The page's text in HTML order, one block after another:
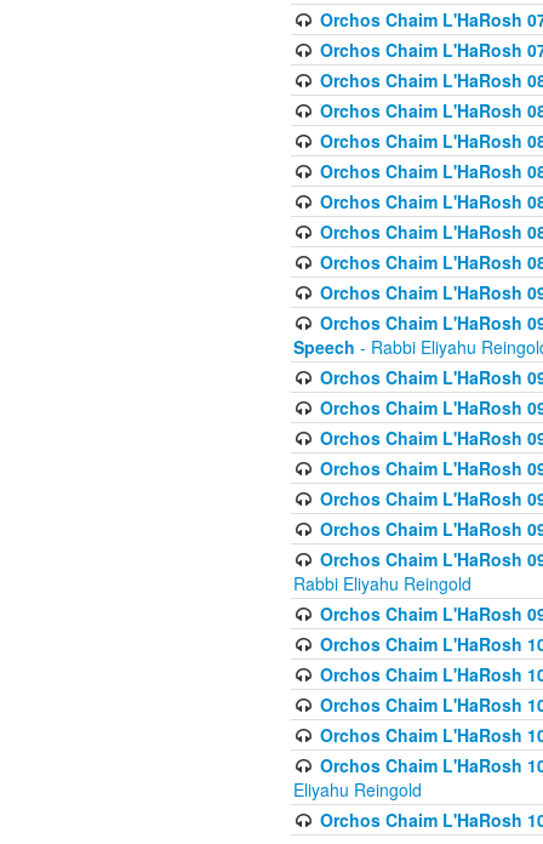
Orchos Chaim L'HaRosh
Orchos Chaim L'HaRosh
Orchos Chaim L'HaRosh
Orchos Chaim L'HaRosh
Orchos Chaim L'HaRosh
Orchos Chaim L'HaRosh
Orchos Chaim L'HaRosh
Orchos Chaim L'HaRosh
Orchos Chaim L'HaRosh
Orchos Chaim L'HaRosh
Orchos Chaim L'HaRosh
Speech - Rabbi Eliyahu
Orchos Chaim L'HaRosh
Orchos Chaim L'HaRosh
Orchos Chaim L'HaRosh
Orchos Chaim L'HaRosh
Orchos Chaim L'HaRosh
Orchos Chaim L'HaRosh
Orchos Chaim L'HaRosh
Rabbi Eliyahu Reingold
Orchos Chaim L'HaRosh
Orchos Chaim L'HaRosh
Orchos Chaim L'HaRosh
Orchos Chaim L'HaRosh
Orchos Chaim L'HaRosh
Orchos Chaim L'HaRosh
Eliyahu Reingold
Orchos Chaim L'HaRosh